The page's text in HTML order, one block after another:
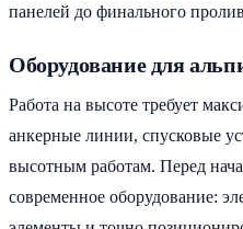
панелей до финального
Оборудование для
Работа на высоте требует
анкерные линии, спусковые
высотным работам. Перед
современное оборудование: